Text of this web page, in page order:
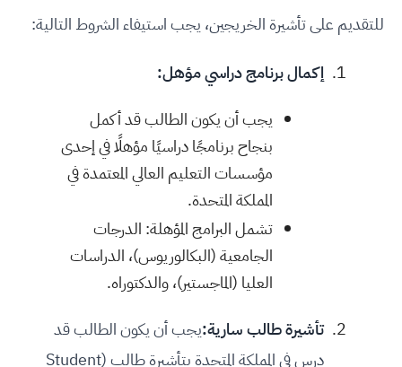
للتقديم على تأشيرة الخريجين، يجب استيفاء الشروط التالية:
إكمال برنامج دراسي مؤهل:
يجب أن يكون الطالب قد أكمل
بنجاح برنامجًا دراسيًا مؤهلًا في إحدى
مؤسسات التعليم العالي المعتمدة في
المملكة المتحدة.
تشمل البرامج المؤهلة: الدرجات
الجامعية (البكالوريوس)، الدراسات
العليا (الماجستير)، والدكتوراه.
تأشيرة طالب سارية:يجب أن يكون الطالب قد
درس في المملكة المتحدة بتأشيرة طالب (Student